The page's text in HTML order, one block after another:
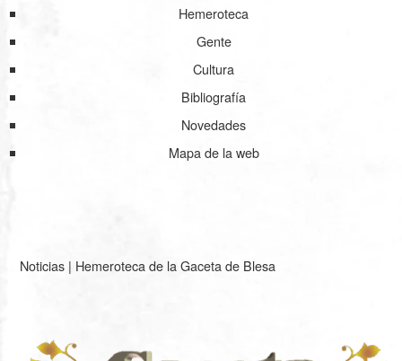
Hemeroteca
Gente
Cultura
Bibliografía
Novedades
Mapa de la web
Noticias | Hemeroteca de la Gaceta de Blesa